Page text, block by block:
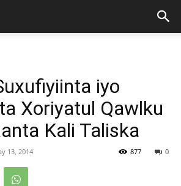
iyo
Xoriyatul Qawlku
Kali Taliska
13, 2014 0
877